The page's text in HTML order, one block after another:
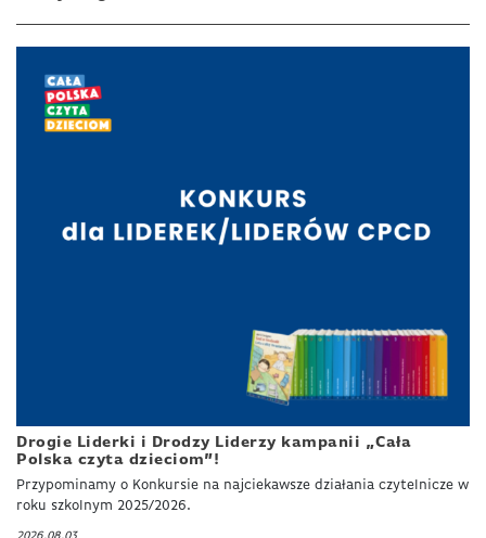
Drogie Liderki i Drodzy Liderzy kampanii „Cała
Polska czyta dzieciom”!
Przypominamy o Konkursie na najciekawsze działania czytelnicze w
roku szkolnym 2025/2026.